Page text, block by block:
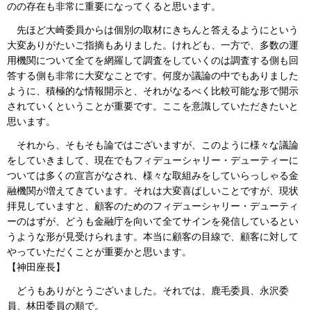
のの存在も非常に重要になってくると思います。
先ほど大崎委員からは個別の取材にきちんと答えるようにという
大変ありがたいご指摘もありました。けれども、一方で、多数の運
用機関について全てを網羅して調査をしていくのは調査する側も回
答する側も非常に大変なことです。何度か議論の中でもありました
ように、積極的な情報開示と、それがなるべく比較可能な形で開示
されていくということが重要です。ここを意識していただきたいと
思います。
それから、そもそも論ではございますが、このように様々な議論
をしていきまして、現在でもフィデューシャリー・デューティーに
ついては多くの宣言がなされ、様々な取組みをしていらっしゃる金
融機関が増えてきています。それは大変喜ばしいことですが、現状
拝見していますと、顧客のためのフィデューシャリー・デューティ
ーのはずが、どうも金融庁を向いて全てサインを発信しているとい
うような形が見受けられます。本当に顧客の目線で、顧客に対して
やっていただくことが重要かと思います。
【神田座長】
どうもありがとうございました。それでは、鹿毛委員、永沢委
員、林田委員の順で。